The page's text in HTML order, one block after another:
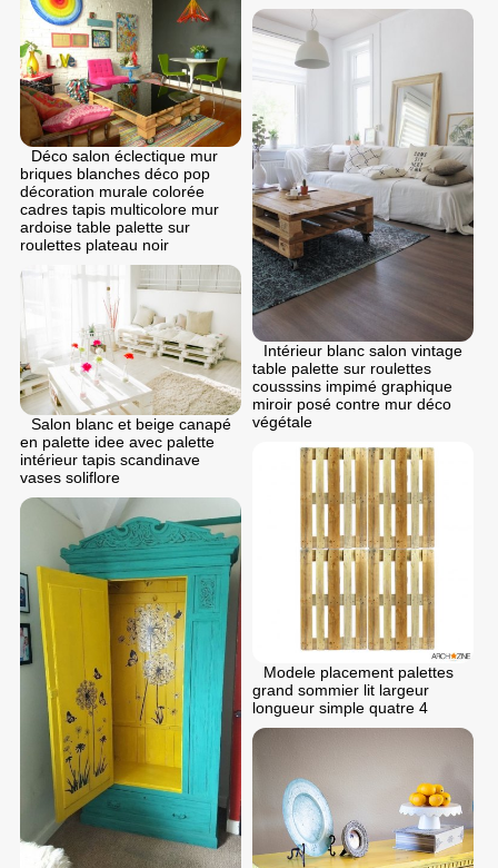
Déco salon éclectique mur
briques blanches déco pop
décoration murale colorée
cadres tapis multicolore mur
ardoise table palette sur
roulettes plateau noir
Intérieur blanc salon vintage
table palette sur roulettes
cousssins impimé graphique
miroir posé contre mur déco
végétale
Salon blanc et beige canapé
en palette idee avec palette
intérieur tapis scandinave
vases soliflore
Modele placement palettes
grand sommier lit largeur
longueur simple quatre 4